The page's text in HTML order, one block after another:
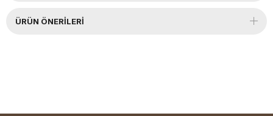
ÜRÜN ÖNERILERI